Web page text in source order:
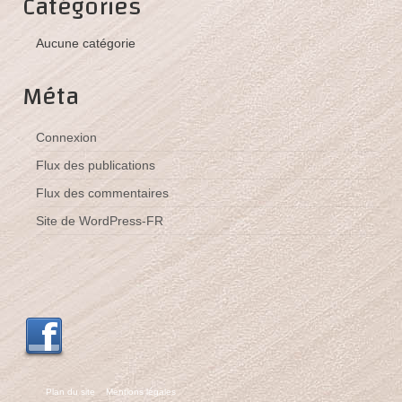
Bâche ou banderole publicitaire
Panneau publicitaire
Marquage véhicule
Plaque professionnelle
Tampon encreur
Nos réalisations
Les réalisations de GregamPub
Nous contacter
Aucune catégorie
Méta
Connexion
Flux des publications
Flux des commentaires
Site de WordPress-FR
Plan du site Mentions légales